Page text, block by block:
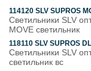
114120 SLV SUPROS
Светильники SLV
MOVE светильник
118110 SLV SUPROS
Светильники SLV
светильник вс